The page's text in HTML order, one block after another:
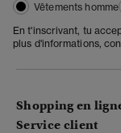
Vêtements homme
En t'inscrivant, tu
plus d'informations,
Shopping en
Service client